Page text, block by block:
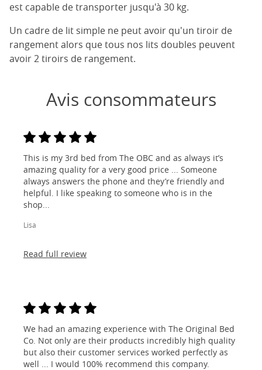
est capable de transporter jusqu'à 30 kg.
Un cadre de lit simple ne peut avoir qu'un tiroir de
rangement alors que tous nos lits doubles peuvent
avoir 2 tiroirs de rangement.
Avis consommateurs
This is my 3rd bed from The OBC and as always it’s
amazing quality for a very good price ... Someone
always answers the phone and they’re friendly and
helpful. I like speaking to someone who is in the
shop...
Lisa
Read full review
We had an amazing experience with The Original Bed
Co. Not only are their products incredibly high quality
but also their customer services worked perfectly as
well ... I would 100% recommend this company.